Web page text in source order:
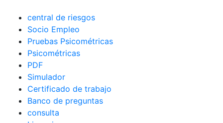
central de riesgos
Socio Empleo
Pruebas Psicométricas
Psicométricas
PDF
Simulador
Certificado de trabajo
Banco de preguntas
consulta